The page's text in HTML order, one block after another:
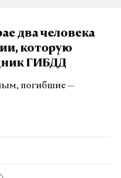
два человека
которую
ГИБДД
погибшие —